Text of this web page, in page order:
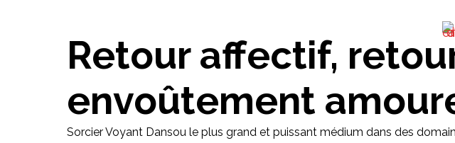
domaine de envoutement amoureux rapides, retour affectif et
retour d'affection rapide WhatsApp : +229 61 25 70 43
Retour affectif,
envoûtement
Sorcier Voyant Dansou le plus grand et puissant médium dans des